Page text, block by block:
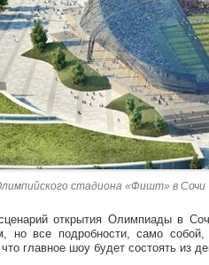
стадиона «Фишт» в Сочи
открытия Олимпиады в
но все подробности, само
что главное шоу будет состоять из